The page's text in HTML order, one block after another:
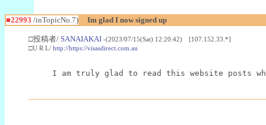
■22993 /inTopicNo.7) Im glad I now signed up
□投稿者/ SANAIAKAI -(2023/07/15(Sat) 12:20:42) [107.152.33.*]
□U R L/ http://https://visasdirect.com.au
I am truly glad to read this website posts